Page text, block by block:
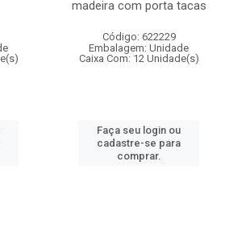
madeira com porta tacas
Código: 622229
Embalagem: Unidade
Caixa Com: 12 Unidade(s)
Faça seu login ou
cadastre-se para
comprar.